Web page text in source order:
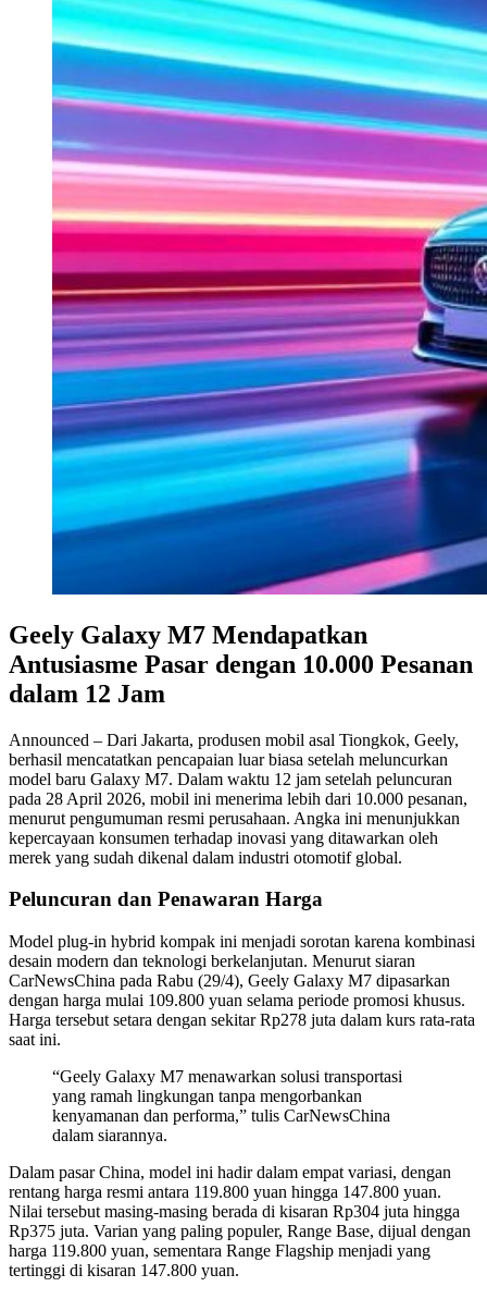
Geely Galaxy M7 Mendapatkan
Antusiasme Pasar dengan 10.000 Pesanan
dalam 12 Jam
Announced – Dari Jakarta, produsen mobil asal Tiongkok, Geely,
berhasil mencatatkan pencapaian luar biasa setelah meluncurkan
model baru Galaxy M7. Dalam waktu 12 jam setelah peluncuran
pada 28 April 2026, mobil ini menerima lebih dari 10.000 pesanan,
menurut pengumuman resmi perusahaan. Angka ini menunjukkan
kepercayaan konsumen terhadap inovasi yang ditawarkan oleh
merek yang sudah dikenal dalam industri otomotif global.
Peluncuran dan Penawaran Harga
Model plug-in hybrid kompak ini menjadi sorotan karena kombinasi
desain modern dan teknologi berkelanjutan. Menurut siaran
CarNewsChina pada Rabu (29/4), Geely Galaxy M7 dipasarkan
dengan harga mulai 109.800 yuan selama periode promosi khusus.
Harga tersebut setara dengan sekitar Rp278 juta dalam kurs rata-rata
saat ini.
“Geely Galaxy M7 menawarkan solusi transportasi
yang ramah lingkungan tanpa mengorbankan
kenyamanan dan performa,” tulis CarNewsChina
dalam siarannya.
Dalam pasar China, model ini hadir dalam empat variasi, dengan
rentang harga resmi antara 119.800 yuan hingga 147.800 yuan.
Nilai tersebut masing-masing berada di kisaran Rp304 juta hingga
Rp375 juta. Varian yang paling populer, Range Base, dijual dengan
harga 119.800 yuan, sementara Range Flagship menjadi yang
tertinggi di kisaran 147.800 yuan.